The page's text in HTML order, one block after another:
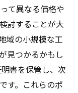
て異なる価格や
討することが大
域の小規模な工
見つかるかもし
書を保管し、次
す。これらのポ